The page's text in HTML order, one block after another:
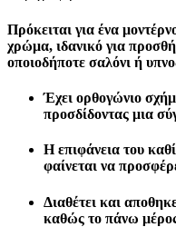
Πρόκειται για ένα
χρώμα, ιδανικό για
οποιοδήποτε σαλόνι ή
Έχει ορθογώνιο
προσδίδοντας μια
Η επιφάνεια του
φαίνεται να
Διαθέτει και
καθώς το πάνω